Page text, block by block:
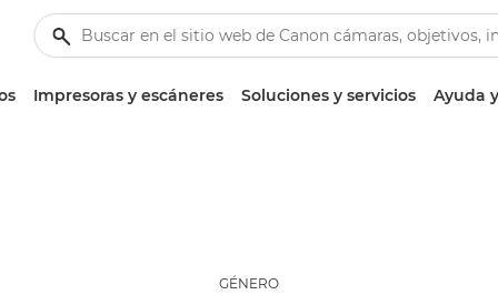
Impresoras y escáneres Soluciones y servicios Ayuda
GÉNERO